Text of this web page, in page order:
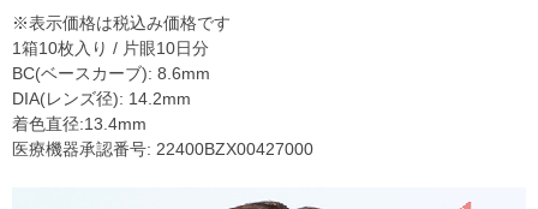
※表示価格は税込み価格です
1箱10枚入り / 片眼10日分
BC(ベースカーブ): 8.6mm
DIA(レンズ径): 14.2mm
着色直径:13.4mm
医療機器承認番号: 22400BZX00427000